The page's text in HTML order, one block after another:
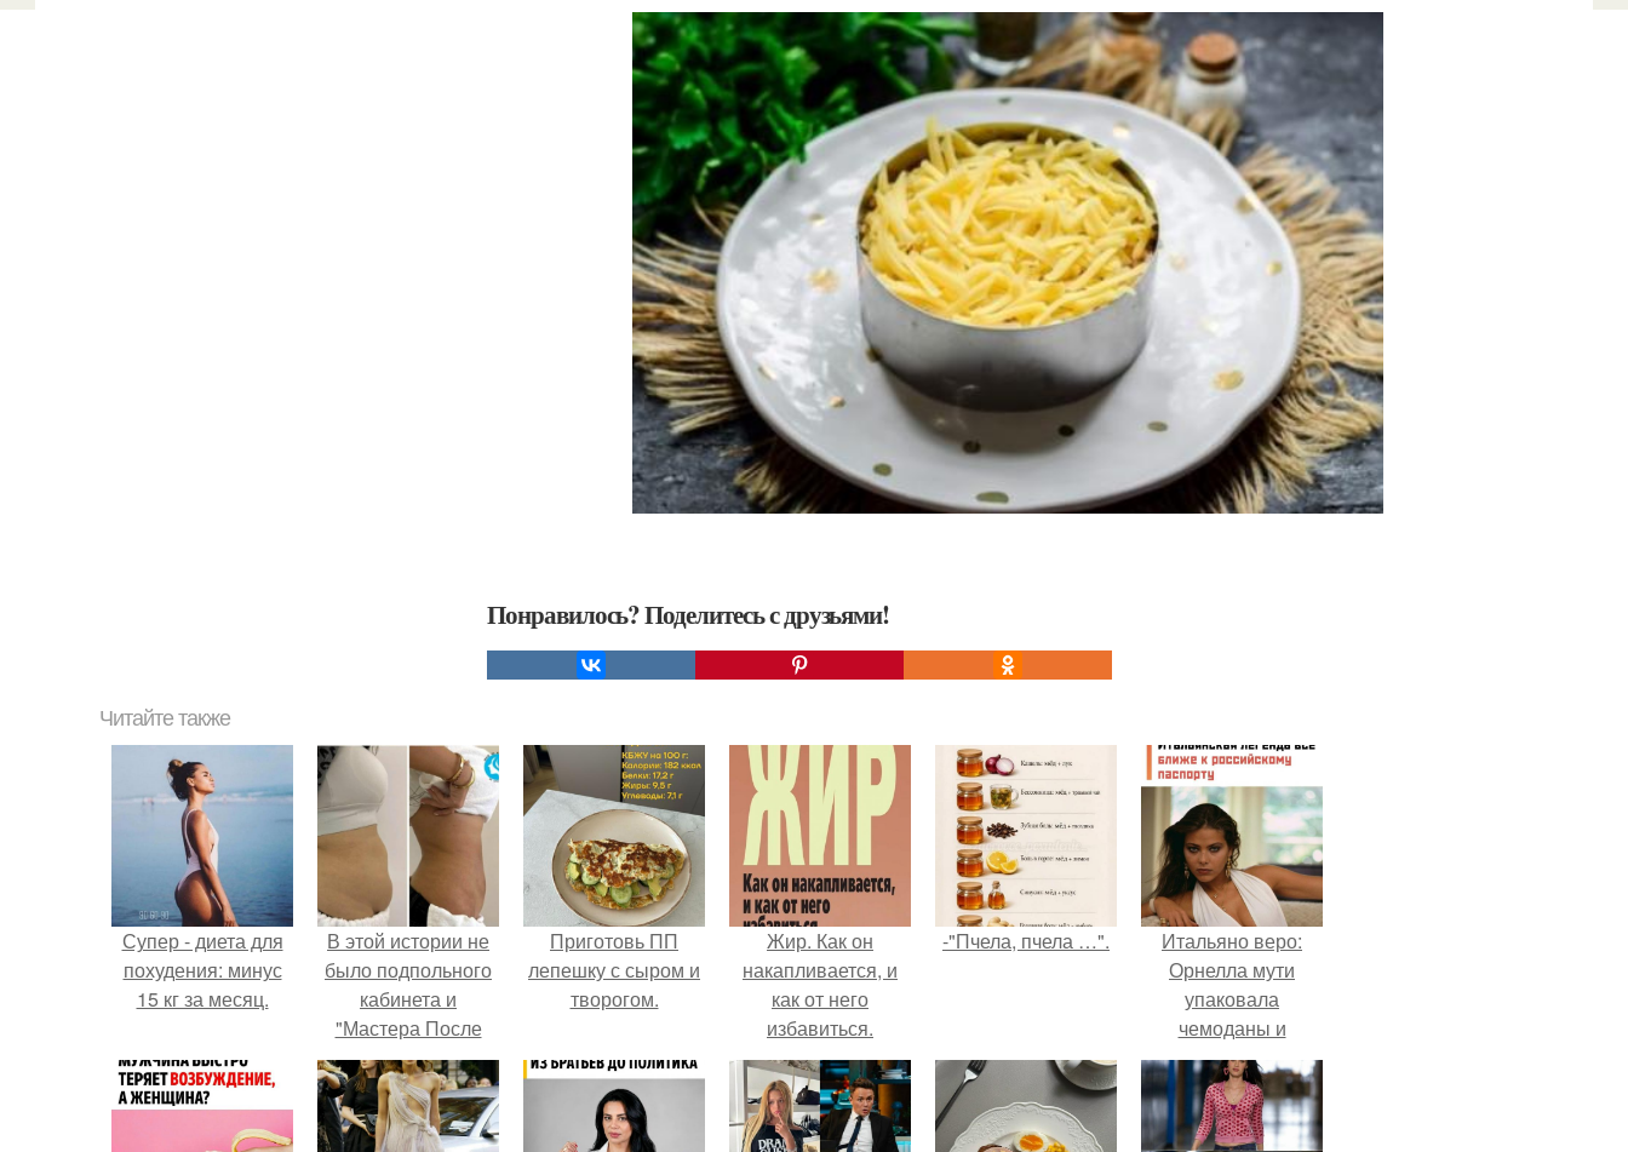
Понравилось? Поделитесь с друзьями!
Читайте также
Супер - диета для
похудения: минус
15 кг за месяц.
В этой истории не
было подпольного
кабинета и
"Мастера После
Двухнедельных
Курсов".
Приготовь ПП
лепешку с сыром и
творогом.
Жир. Как он
накапливается, и
как от него
избавиться.
-"Пчела, пчела …".
Итальяно веро:
Орнелла мути
упаковала
чемоданы и
готовится
обзавестись
красным
паспортом.